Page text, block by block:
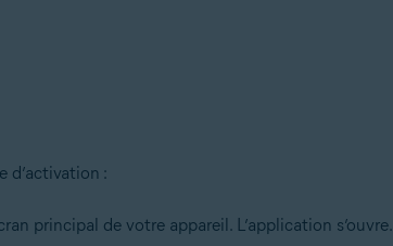
d’activation :
principal de votre appareil. L’application s’ouvre.